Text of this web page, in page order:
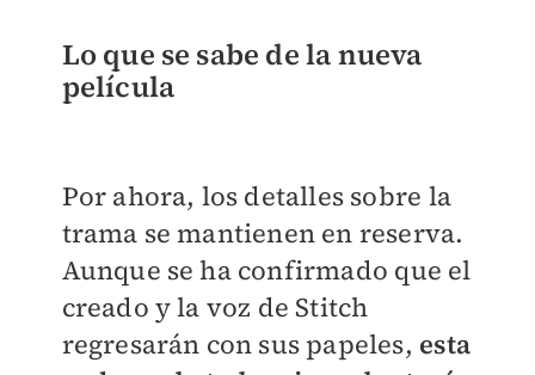
Lo que se sabe de la nueva
película
Por ahora, los detalles sobre la
trama se mantienen en reserva.
Aunque se ha confirmado que el
creado y la voz de Stitch
regresarán con sus papeles, esta